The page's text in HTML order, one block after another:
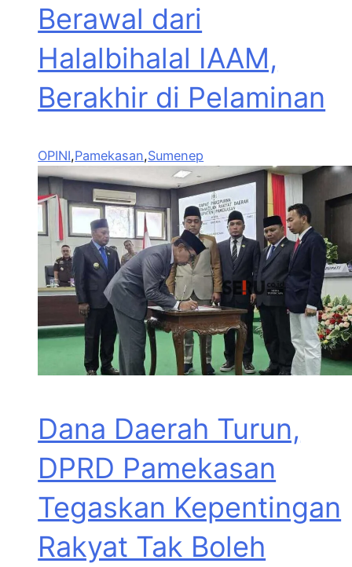
Berawal dari
Halalbihalal IAAM,
Berakhir di Pelaminan
OPINI,Pamekasan,Sumenep
Dana Daerah Turun,
DPRD Pamekasan
Tegaskan Kepentingan
Rakyat Tak Boleh